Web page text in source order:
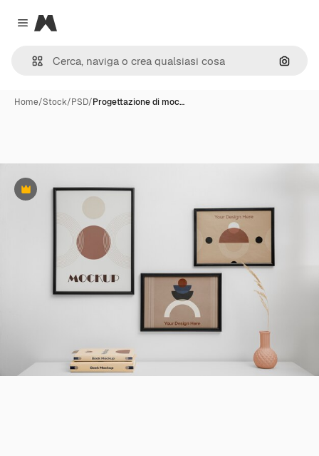
Close menu
Magnific
Cerca
Home/Stock/PSD/Progettazione di moc…
Premium